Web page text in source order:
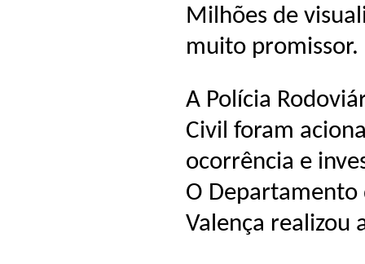
Milhões de
muito promissor.
A Polícia
Civil foram
ocorrência e
O Departamento
Valença realizou